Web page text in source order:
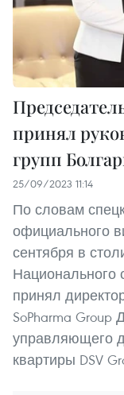
принял
групп
25/09/2023 11:14
По словам
официального
сентября в
принял
SoPharma
управляющего
квартиры DSV